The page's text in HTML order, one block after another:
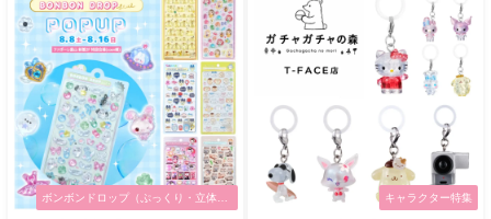
ボンボンドロップ（ぷっくり・立体シ
キャラクター特集